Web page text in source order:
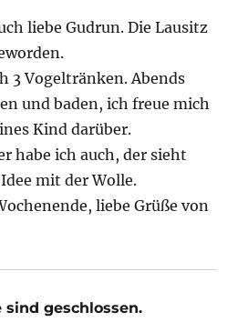
liebe Gudrun. Die Lausitz
3 Vogeltränken. Abends
und baden, ich freue mich
Kind darüber.
habe ich auch, der sieht
mit der Wolle.
liebe Grüße von
geschlossen.